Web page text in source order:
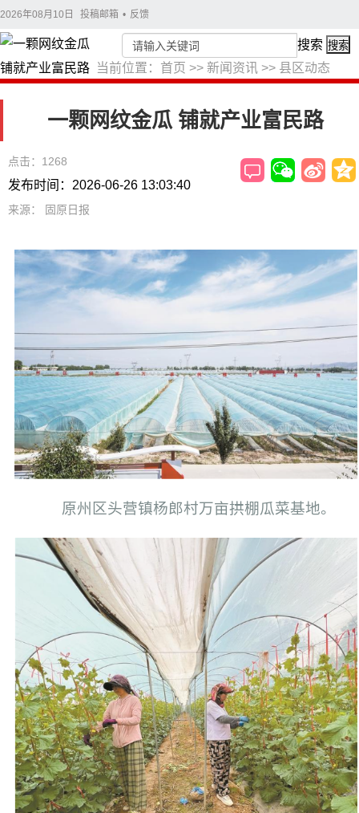
2026年08月10日 投稿邮箱 • 反馈
当前位置： 首页 >> 新闻资讯 >> 县区动态
搜索 搜索
一颗网纹金瓜 铺就产业富民路
点击：1268
发布时间：2026-06-26 13:03:40
来源： 固原日报
原州区头营镇杨郎村万亩拱棚瓜菜基地。